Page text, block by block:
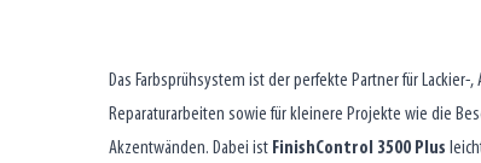
Das Farbsprühsystem ist der perfekte Partner für Lackier-,
Reparaturarbeiten sowie für kleinere Projekte wie die
Akzentwänden. Dabei ist FinishControl 3500 Plus